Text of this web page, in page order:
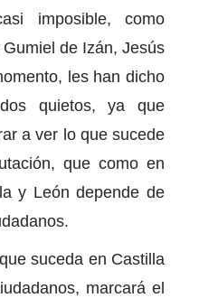
imposible, como
de Izán, Jesús
les han dicho
quietos, ya que
a ver lo que sucede
que como en
y León depende de
suceda en Castilla
marcará el